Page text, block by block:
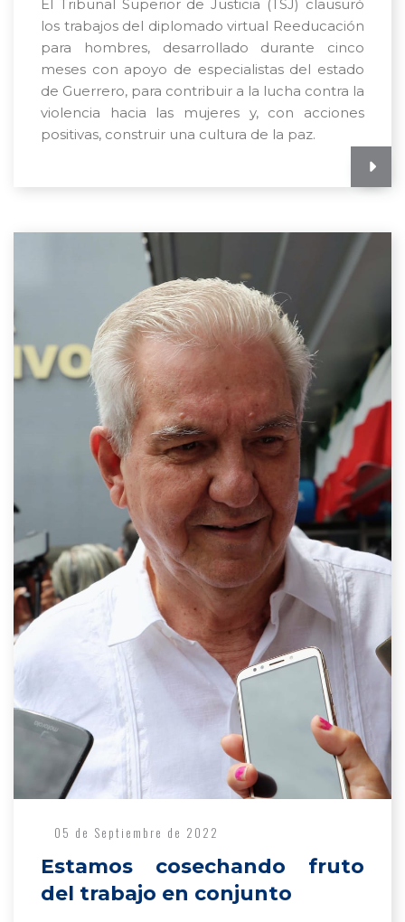
El Tribunal Superior de Justicia (TSJ) clausuró
los trabajos del diplomado virtual Reeducación
para hombres, desarrollado durante cinco
meses con apoyo de especialistas del estado
de Guerrero, para contribuir a la lucha contra la
violencia hacia las mujeres y, con acciones
positivas, construir una cultura de la paz.
05 de Septiembre de 2022
Estamos cosechando fruto
del trabajo en conjunto